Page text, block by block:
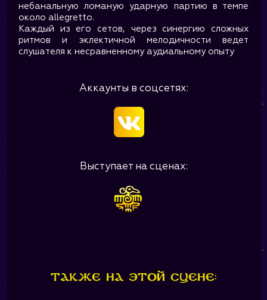
небанальную ломаную ударную партию в темпе
около allegretto.
Каждый из его сетов, через синергию сложных
ритмов и эклектичной мелодичности ведет
слушателя к несравненному аудиальному опыту
Аккаунты в соцсетях:
Выступает на сценах:
Также на этой сцене: